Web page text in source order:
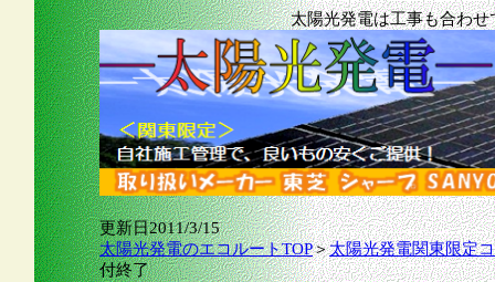
太陽光発電は工事も合わせ
更新日2011/3/15
太陽光発電のエコルートTOP＞太陽光発電関東限定
付終了